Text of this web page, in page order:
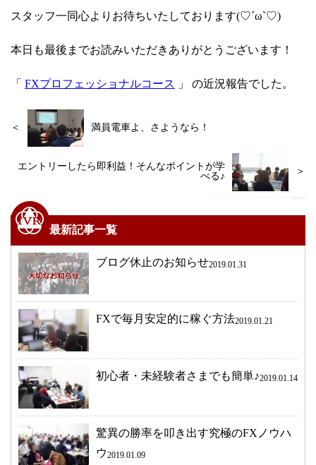
スタッフ一同心よりお待ちいたしております(♡´ω`♡)
本日も最後までお読みいただきありがとうございます！
「 FXプロフェッショナルコース 」 の近況報告でした。
＜ 満員電車よ、さようなら！
エントリーしたら即利益！そんなポイントが学
べる♪
＞
最新記事一覧
ブログ休止のお知らせ2019.01.31
FXで毎月安定的に稼ぐ方法2019.01.21
初心者・未経験者さまでも簡単♪2019.01.14
驚異の勝率を叩き出す究極のFXノウハ
ウ2019.01.09